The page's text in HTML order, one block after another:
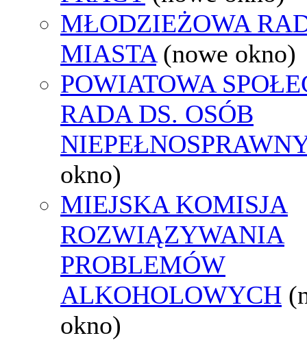
MŁODZIEŻOWA
MIASTA (nowe okno)
POWIATOWA
RADA DS. OSÓB
okno)
MIEJSKA KOMISJA
ROZWIĄZYWANIA
PROBLEMÓW
ALKOHOLOWYCH
okno)